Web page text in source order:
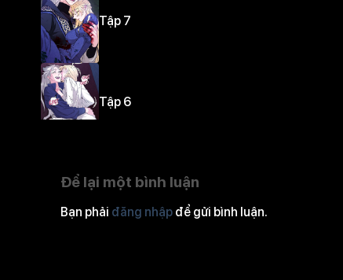
Tập 7
Tập 6
Tập 5
Để lại một bình luận
Bạn phải đăng nhập để gửi bình luận.